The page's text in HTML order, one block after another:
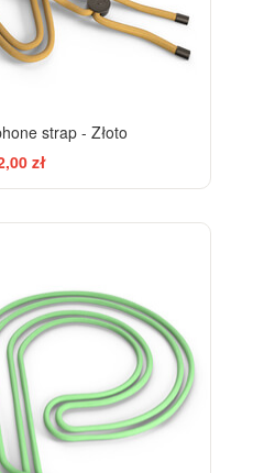
strap - Złoto
zł